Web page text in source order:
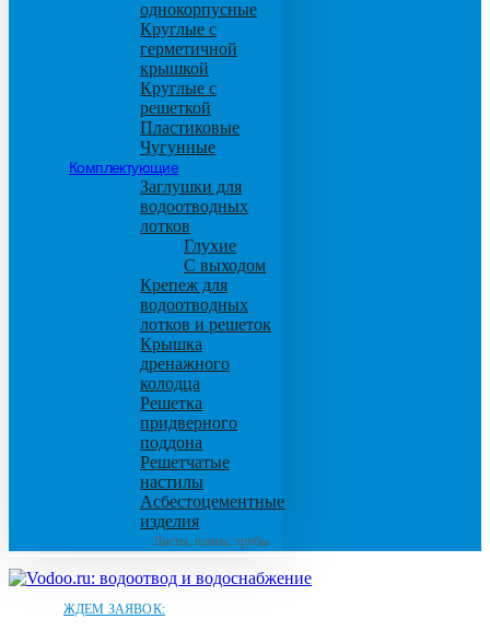
однокорпусные
Круглые с
герметичной
крышкой
Круглые с
решеткой
Пластиковые
Чугунные
Комплектующие
Заглушки для
водоотводных
лотков
Глухие
С выходом
Крепеж для
водоотводных
лотков и решеток
Крышка
дренажного
колодца
Решетка
придверного
поддона
Решетчатые
настилы
Асбестоцементные
изделия
Листы, плиты, трубы
ЖДЕМ ЗАЯВОК: